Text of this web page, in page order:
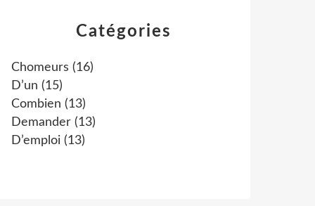
Catégories
Chomeurs (16)
D’un (15)
Combien (13)
Demander (13)
D’emploi (13)